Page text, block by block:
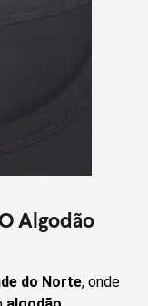
Algodão
do Norte, onde